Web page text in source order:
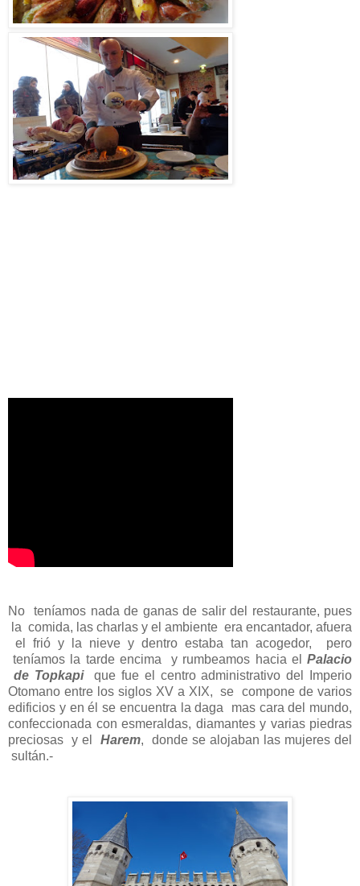
No teníamos nada de ganas de salir del restaurante, pues
la comida, las charlas y el ambiente era encantador, afuera
el frió y la nieve y dentro estaba tan acogedor, pero
teníamos la tarde encima y rumbeamos hacia el Palacio
de Topkapique fue el centro administrativo del Imperio
Otomano entre los siglos XV a XIX, se compone de varios
edificios y en él se encuentra la daga mas cara del mundo,
confeccionada con esmeraldas, diamantes y varias piedras
preciosas y el Harem, donde se alojaban las mujeres del
sultán.-